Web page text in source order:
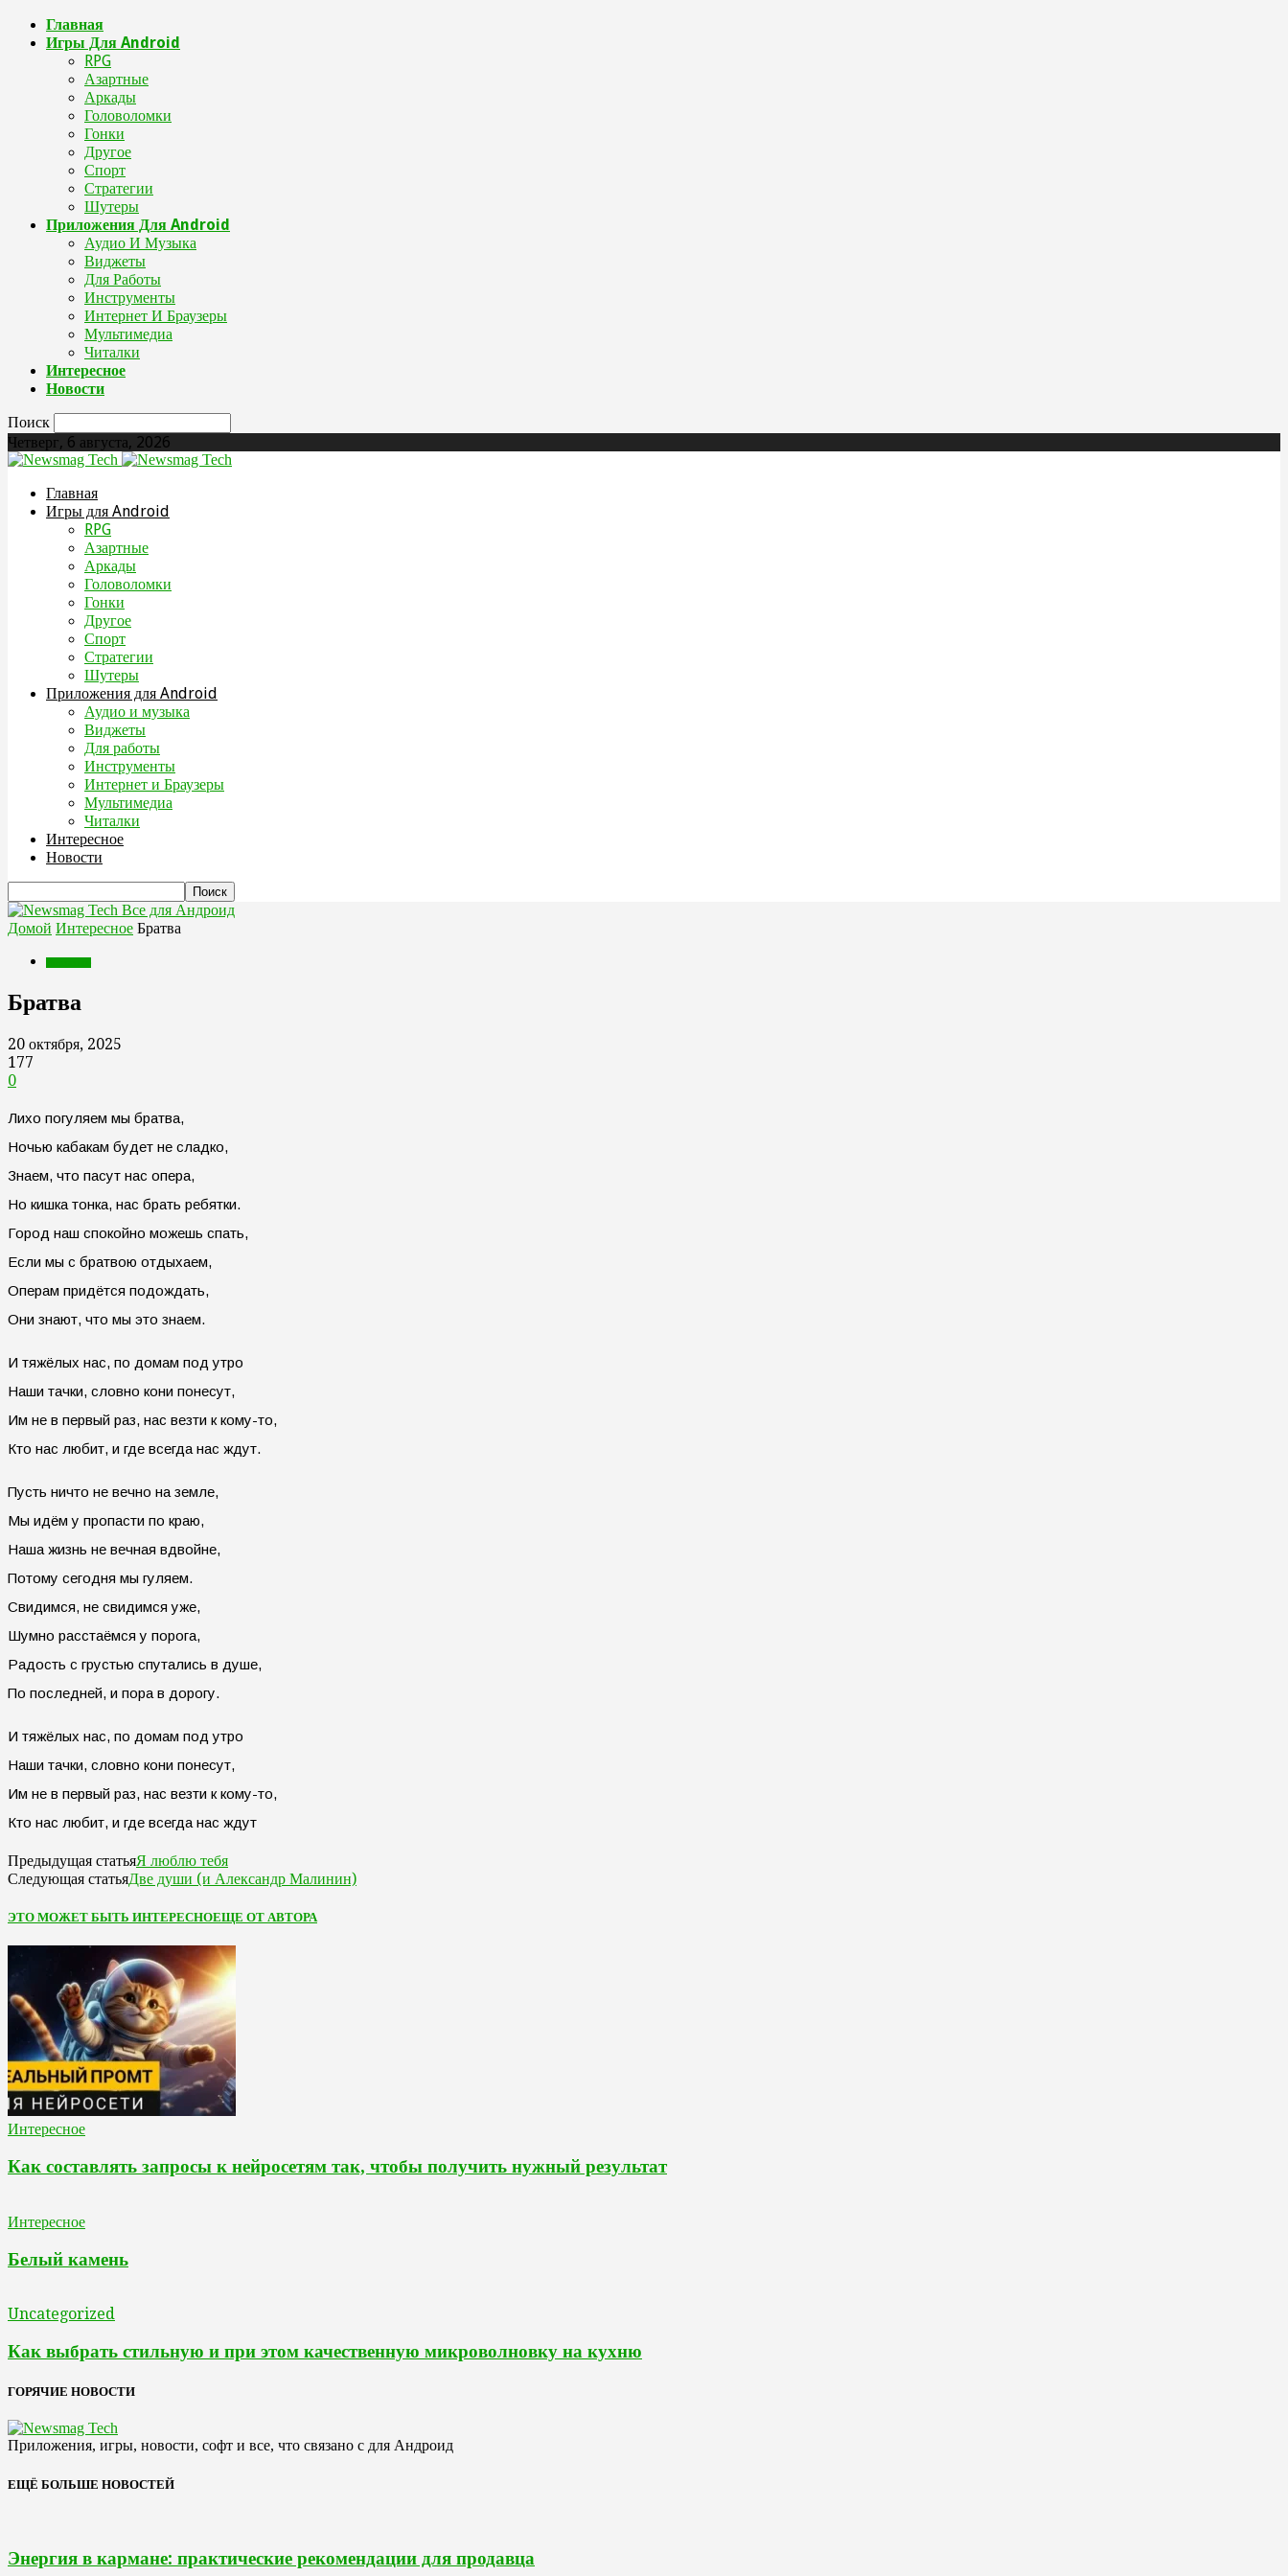
Главная
Игры Для Android
RPG
Азартные
Аркады
Головоломки
Гонки
Другое
Спорт
Стратегии
Шутеры
Приложения Для Android
Аудио И Музыка
Виджеты
Для Работы
Инструменты
Интернет И Браузеры
Мультимедиа
Читалки
Интересное
Новости
Поиск
Четверг, 6 августа, 2026
Главная
Игры для Android
RPG
Азартные
Аркады
Головоломки
Гонки
Другое
Спорт
Стратегии
Шутеры
Приложения для Android
Аудио и музыка
Виджеты
Для работы
Инструменты
Интернет и Браузеры
Мультимедиа
Читалки
Интересное
Новости
Все для Андроид
Домой Интересное Братва
Братва
20 октября, 2025
177
0
Лихо погуляем мы братва,
Ночью кабакам будет не сладко,
Знаем, что пасут нас опера,
Но кишка тонка, нас брать ребятки.
Город наш спокойно можешь спать,
Если мы с братвою отдыхаем,
Операм придётся подождать,
Они знают, что мы это знаем.
И тяжёлых нас, по домам под утро
Наши тачки, словно кони понесут,
Им не в первый раз, нас везти к кому-то,
Кто нас любит, и где всегда нас ждут.
Пусть ничто не вечно на земле,
Мы идём у пропасти по краю,
Наша жизнь не вечная вдвойне,
Потому сегодня мы гуляем.
Свидимся, не свидимся уже,
Шумно расстаёмся у порога,
Радость с грустью спутались в душе,
По последней, и пора в дорогу.
И тяжёлых нас, по домам под утро
Наши тачки, словно кони понесут,
Им не в первый раз, нас везти к кому-то,
Кто нас любит, и где всегда нас ждут
Предыдущая статьяЯ люблю тебя
Следующая статьяДве души (и Александр Малинин)
ЭТО МОЖЕТ БЫТЬ ИНТЕРЕСНОЕЩЕ ОТ АВТОРА
Интересное
Как составлять запросы к нейросетям так, чтобы получить нужный результат
Интересное
Белый камень
Uncategorized
Как выбрать стильную и при этом качественную микроволновку на кухню
ГОРЯЧИЕ НОВОСТИ
Приложения, игры, новости, софт и все, что связано с для Андроид
ЕЩЁ БОЛЬШЕ НОВОСТЕЙ
Энергия в кармане: практические рекомендации для продавца